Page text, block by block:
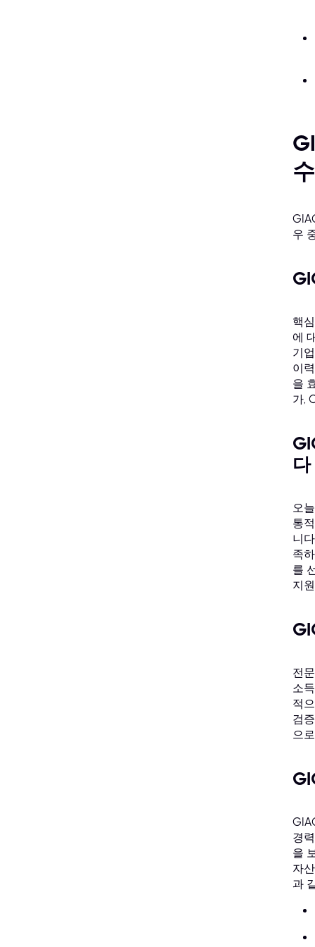
우
핵
에
기
이
을
가,
다
오
통
니
족
를
지
전
소
적
검
으
경
을
자
과